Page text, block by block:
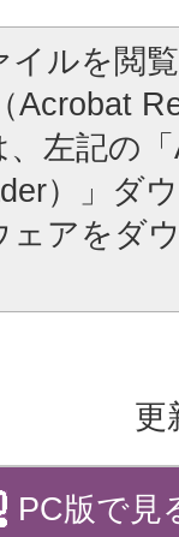
イルを閲
Acrobat
左記の
）」ダ
ェアをダ
更
PC版で見